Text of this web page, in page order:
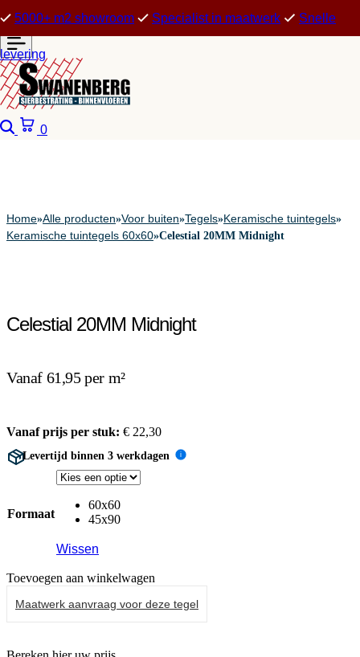
5000+ m2 showroom Specialist in maatwerk Snelle
levering
Zoeken
0
Home»Alle producten»Voor buiten»Tegels»Keramische tuintegels»
Keramische tuintegels 60x60»Celestial 20MM Midnight
Celestial 20MM Midnight
Vanaf 61,95 per m²
Vanaf prijs per stuk: € 22,30
Levertijd binnen 3 werkdagen i
Formaat
60x60
45x90
Wissen
Toevoegen aan winkelwagen
Maatwerk aanvraag voor deze tegel